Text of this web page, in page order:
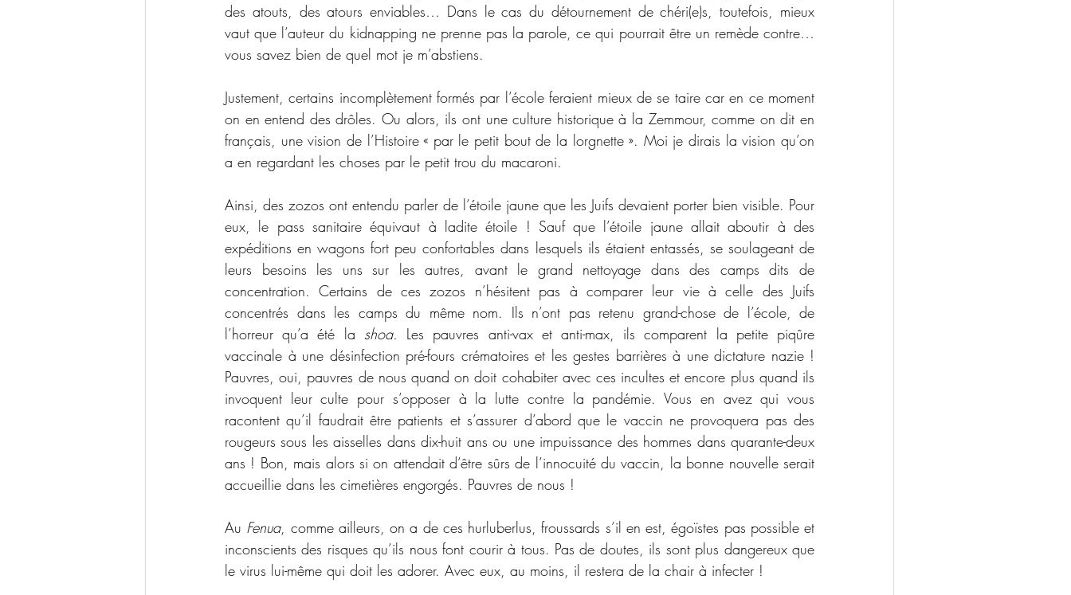
des atouts, des atours enviables… Dans le cas du détournement de chéri(e)s, toutefois, mieux
vaut que l’auteur du kidnapping ne prenne pas la parole, ce qui pourrait être un remède contre…
vous savez bien de quel mot je m’abstiens.
Justement, certains incomplètement formés par l’école feraient mieux de se taire car en ce moment
on en entend des drôles. Ou alors, ils ont une culture historique à la Zemmour, comme on dit en
français, une vision de l’Histoire « par le petit bout de la lorgnette ». Moi je dirais la vision qu’on
a en regardant les choses par le petit trou du macaroni.
Ainsi, des zozos ont entendu parler de l’étoile jaune que les Juifs devaient porter bien visible. Pour
eux, le pass sanitaire équivaut à ladite étoile ! Sauf que l’étoile jaune allait aboutir à des
expéditions en wagons fort peu confortables dans lesquels ils étaient entassés, se soulageant de
leurs besoins les uns sur les autres, avant le grand nettoyage dans des camps dits de
concentration. Certains de ces zozos n’hésitent pas à comparer leur vie à celle des Juifs
concentrés dans les camps du même nom. Ils n’ont pas retenu grand-chose de l’école, de
l’horreur qu’a été la shoa. Les pauvres anti-vax et anti-max, ils comparent la petite piqûre
vaccinale à une désinfection pré-fours crématoires et les gestes barrières à une dictature nazie !
Pauvres, oui, pauvres de nous quand on doit cohabiter avec ces incultes et encore plus quand ils
invoquent leur culte pour s’opposer à la lutte contre la pandémie. Vous en avez qui vous
racontent qu’il faudrait être patients et s’assurer d’abord que le vaccin ne provoquera pas des
rougeurs sous les aisselles dans dix-huit ans ou une impuissance des hommes dans quarante-deux
ans ! Bon, mais alors si on attendait d’être sûrs de l’innocuité du vaccin, la bonne nouvelle serait
accueillie dans les cimetières engorgés. Pauvres de nous !
Au Fenua, comme ailleurs, on a de ces hurluberlus, froussards s’il en est, égoïstes pas possible et
inconscients des risques qu’ils nous font courir à tous. Pas de doutes, ils sont plus dangereux que
le virus lui-même qui doit les adorer. Avec eux, au moins, il restera de la chair à infecter !